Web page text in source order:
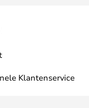
Klantenservice